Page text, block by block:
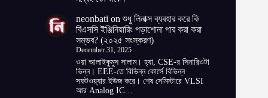
neonbati onশুধু লিনাক্স ব্যবহার করে কি
বিএসসি ইঞ্জিনিয়ারিং পড়াশোনা পার করা করা
সম্ভব? (২০২৫ সংস্করণ)
December 31, 2025
ওয়া আলাইকুমুস সালাম। হ্যা, CSE-র সিনারিওটা
ভিন্ন। EEE-তে বিভিন্ন কোর্সে বিভিন্ন
সফটওয়্যার ইউজ করে। শেষ সেমিস্টারে VLSI
আর Analog IC…